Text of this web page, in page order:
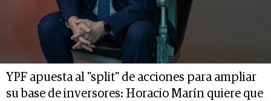
YPF apuesta al "split" de acciones para ampliar
su base de inversores: Horacio Marín quiere que